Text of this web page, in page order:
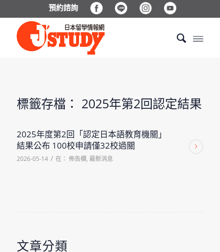
預約諮詢
標籤存檔： 2025年第2回認定結果
2025年度第2回「認定日本語教育機關」
結果公布 100校申請僅32校過關
2026-05-14 / 在： 佈告欄, 最新消息
文章分類